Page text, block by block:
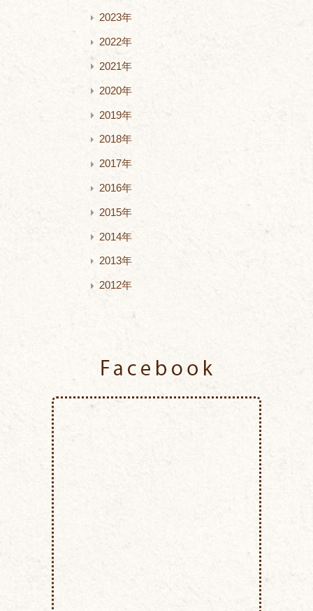
2023年
2022年
2021年
2020年
2019年
2018年
2017年
2016年
2015年
2014年
2013年
2012年